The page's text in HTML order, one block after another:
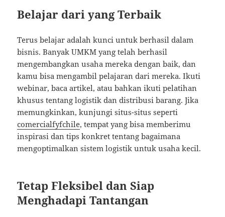
Belajar dari yang Terbaik
Terus belajar adalah kunci untuk berhasil dalam
bisnis. Banyak UMKM yang telah berhasil
mengembangkan usaha mereka dengan baik, dan
kamu bisa mengambil pelajaran dari mereka. Ikuti
webinar, baca artikel, atau bahkan ikuti pelatihan
khusus tentang logistik dan distribusi barang. Jika
memungkinkan, kunjungi situs-situs seperti
comercialfyfchile, tempat yang bisa memberimu
inspirasi dan tips konkret tentang bagaimana
mengoptimalkan sistem logistik untuk usaha kecil.
Tetap Fleksibel dan Siap
Menghadapi Tantangan